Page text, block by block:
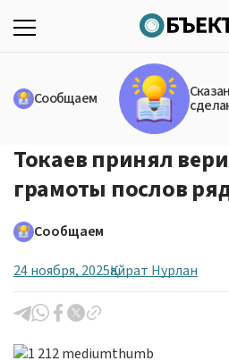
Сообщаем
Токаев принял
грамоты послов
Сообщаем
24 ноября, 2025Қайрат Нурлан